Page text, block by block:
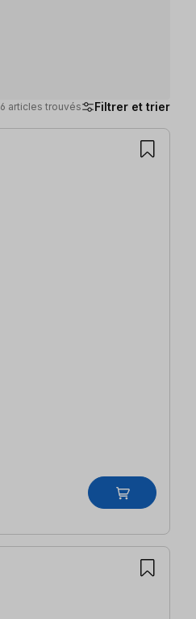
6 articles trouvés Filtrer et trier